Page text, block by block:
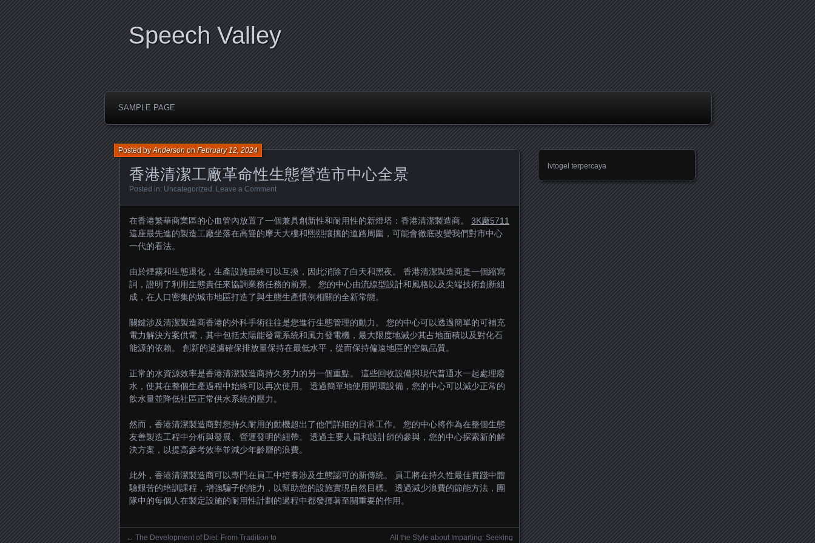
Speech Valley
SAMPLE PAGE
香港清潔工廠革命性生態營造市中心全景
Posted byAndersononFebruary 12, 2024
Posted in: Uncategorized . Leave a Comment
在香港繁華商業區的心血管內放置了一個兼具創新性和耐用性的新燈塔：香港清潔製造商。 3K廠5711
這座最先進的製造工廠坐落在高聳的摩天大樓和熙熙攘攘的道路周圍，可能會徹底改變我們對市中心
一代的看法。
由於煙霧和生態退化，生產設施最終可以互換，因此消除了白天和黑夜。 香港清潔製造商是一個縮寫
詞，證明了利用生態責任來協調業務任務的前景。 您的中心由流線型設計和風格以及尖端技術創新組
成，在人口密集的城市地區打造了與生態生產慣例相關的全新常態。
關鍵涉及清潔製造商香港的外科手術往往是您進行生態管理的動力。 您的中心可以透過簡單的可補充
電力解決方案供電，其中包括太陽能發電系統和風力發電機，最大限度地減少其占地面積以及對化石
能源的依賴。 創新的過濾確保排放量保持在最低水平，從而保持偏遠地區的空氣品質。
正常的水資源效率是香港清潔製造商持久努力的另一個重點。 這些回收設備與現代普通水一起處理廢
水，使其在整個生產過程中始終可以再次使用。 透過簡單地使用閉環設備，您的中心可以減少正常的
飲水量並降低社區正常供水系統的壓力。
然而，香港清潔製造商對您持久耐用的動機超出了他們詳細的日常工作。 您的中心將作為在整個生態
友善製造工程中分析與發展、營運發明的紐帶。 透過主要人員和設計師的參與，您的中心探索新的解
決方案，以提高參考效率並減少年齡層的浪費。
此外，香港清潔製造商可以專門在員工中培養涉及生態認可的新傳統。 員工將在持久性最佳實踐中體
驗艱苦的培訓課程，增強騙子的能力，以幫助您的設施實現自然目標。 透過減少浪費的節能方法，團
隊中的每個人在製定設施的耐用性計劃的過程中都發揮著至關重要的作用。
← The Development of Diet: From Tradition to
All the Style about Imparting: Seeking
lvtogel terpercaya